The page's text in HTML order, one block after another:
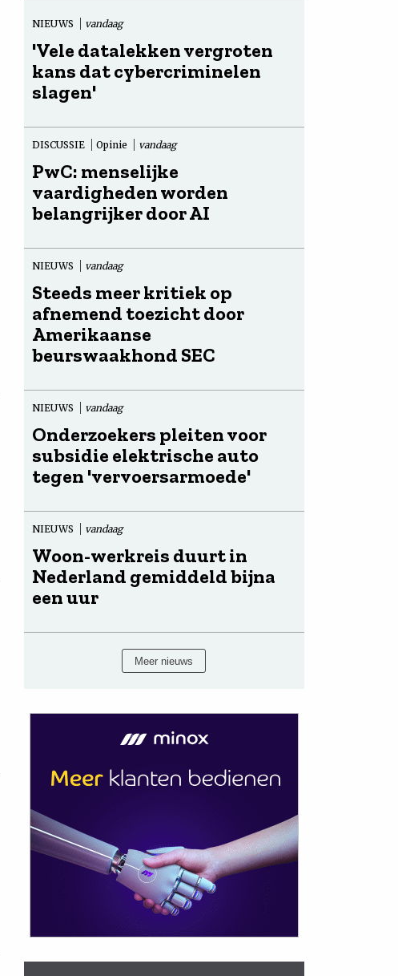
NIEUWS vandaag
'Vele datalekken vergroten
kans dat cybercriminelen
slagen'
DISCUSSIE Opinie vandaag
PwC: menselijke
vaardigheden worden
belangrijker door AI
NIEUWS vandaag
Steeds meer kritiek op
afnemend toezicht door
Amerikaanse
beurswaakhond SEC
NIEUWS vandaag
Onderzoekers pleiten voor
subsidie elektrische auto
tegen 'vervoersarmoede'
NIEUWS vandaag
Woon-werkreis duurt in
Nederland gemiddeld bijna
een uur
Meer nieuws